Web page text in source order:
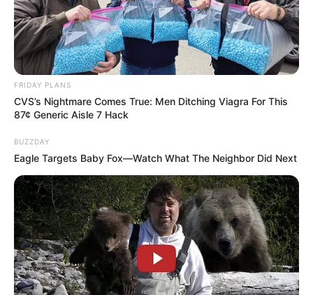
FRIDAY PLANS
CVS’s Nightmare Comes True: Men Ditching Viagra For This
87¢ Generic Aisle 7 Hack
BUZZDAY
Eagle Targets Baby Fox—Watch What The Neighbor Did Next